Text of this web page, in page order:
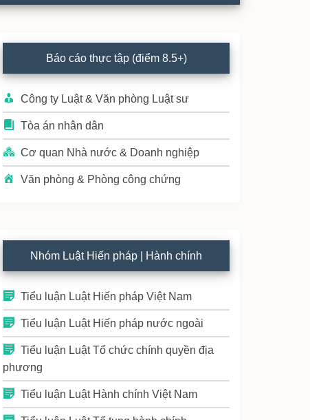
Primary
Sidebar
Báo cáo thực tập (điểm 8.5+)
Công ty Luật & Văn phòng Luật sư
Tòa án nhân dân
Cơ quan Nhà nước & Doanh nghiệp
Văn phòng & Phòng công chứng
Nhóm Luật Hiến pháp | Hành chính
Tiểu luận Luật Hiến pháp Việt Nam
Tiểu luận Luật Hiến pháp nước ngoài
Tiểu luận Luật Tổ chức chính quyền địa
phương
Tiểu luận Luật Hành chính Việt Nam